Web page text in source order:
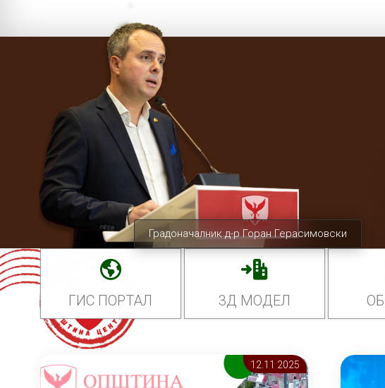
Градоначалник д-р Горан Герасимовски
ГИС ПОРТАЛ 3Д МОДЕЛ
12.11 2025